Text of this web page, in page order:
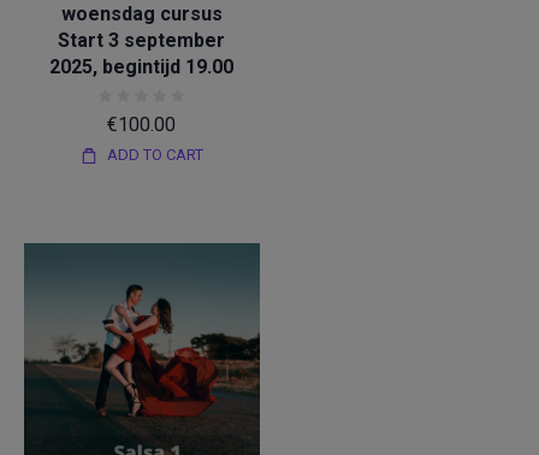
woensdag cursus
Start 3 september
2025, begintijd 19.00
ADD TO CART
€100.00